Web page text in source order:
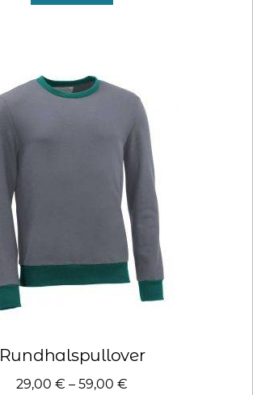
Die
Optionen
können
der
Produktseite
gewählt
werden
Rundhalspullover
29,00 € – 59,00 €